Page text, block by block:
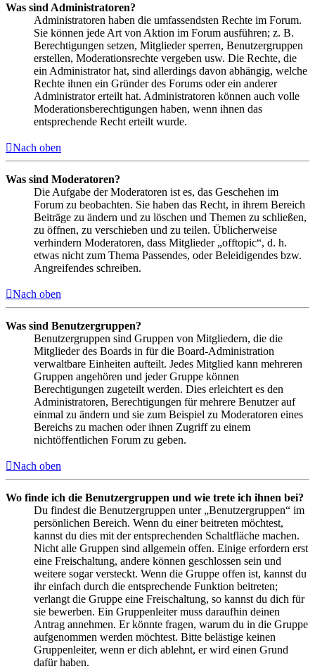
Was sind Administratoren?
Administratoren haben die umfassendsten Rechte im Forum.
Sie können jede Art von Aktion im Forum ausführen; z. B.
Berechtigungen setzen, Mitglieder sperren, Benutzergruppen
erstellen, Moderationsrechte vergeben usw. Die Rechte, die
ein Administrator hat, sind allerdings davon abhängig, welche
Rechte ihnen ein Gründer des Forums oder ein anderer
Administrator erteilt hat. Administratoren können auch volle
Moderationsberechtigungen haben, wenn ihnen das
entsprechende Recht erteilt wurde.
Nach oben
Was sind Moderatoren?
Die Aufgabe der Moderatoren ist es, das Geschehen im
Forum zu beobachten. Sie haben das Recht, in ihrem Bereich
Beiträge zu ändern und zu löschen und Themen zu schließen,
zu öffnen, zu verschieben und zu teilen. Üblicherweise
verhindern Moderatoren, dass Mitglieder „offtopic“, d. h.
etwas nicht zum Thema Passendes, oder Beleidigendes bzw.
Angreifendes schreiben.
Nach oben
Was sind Benutzergruppen?
Benutzergruppen sind Gruppen von Mitgliedern, die die
Mitglieder des Boards in für die Board-Administration
verwaltbare Einheiten aufteilt. Jedes Mitglied kann mehreren
Gruppen angehören und jeder Gruppe können
Berechtigungen zugeteilt werden. Dies erleichtert es den
Administratoren, Berechtigungen für mehrere Benutzer auf
einmal zu ändern und sie zum Beispiel zu Moderatoren eines
Bereichs zu machen oder ihnen Zugriff zu einem
nichtöffentlichen Forum zu geben.
Nach oben
Wo finde ich die Benutzergruppen und wie trete ich ihnen bei?
Du findest die Benutzergruppen unter „Benutzergruppen“ im
persönlichen Bereich. Wenn du einer beitreten möchtest,
kannst du dies mit der entsprechenden Schaltfläche machen.
Nicht alle Gruppen sind allgemein offen. Einige erfordern erst
eine Freischaltung, andere können geschlossen sein und
weitere sogar versteckt. Wenn die Gruppe offen ist, kannst du
ihr einfach durch die entsprechende Funktion beitreten;
verlangt die Gruppe eine Freischaltung, so kannst du dich für
sie bewerben. Ein Gruppenleiter muss daraufhin deinen
Antrag annehmen. Er könnte fragen, warum du in die Gruppe
aufgenommen werden möchtest. Bitte belästige keinen
Gruppenleiter, wenn er dich ablehnt, er wird einen Grund
dafür haben.